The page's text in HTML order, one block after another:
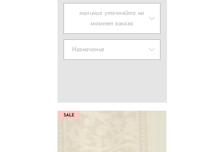
наличие уточняйте на
момент заказа
Назначение